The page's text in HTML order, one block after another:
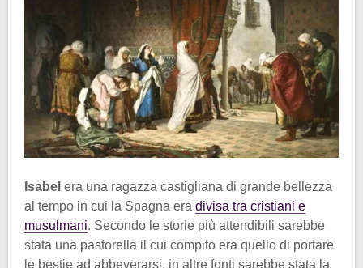
Isabel era una ragazza castigliana di grande bellezza
al tempo in cui la Spagna era divisa tra cristiani e
musulmani. Secondo le storie più attendibili sarebbe
stata una pastorella il cui compito era quello di portare
le bestie ad abbeverarsi, in altre fonti sarebbe stata la